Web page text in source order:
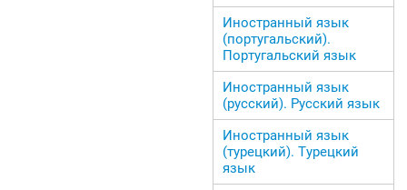
Иностранный язык
(португальский).
Португальский язык
Иностранный язык
(русский). Русский язык
Иностранный язык
(турецкий). Турецкий
язык